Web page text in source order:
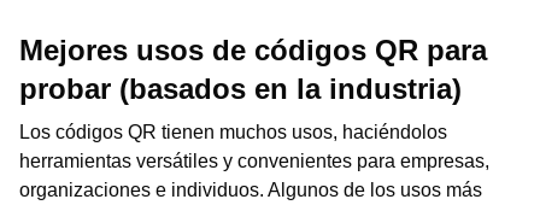
Mejores usos de códigos QR para
probar (basados en la industria)
Los códigos QR tienen muchos usos, haciéndolos
herramientas versátiles y convenientes para empresas,
organizaciones e individuos. Algunos de los usos más